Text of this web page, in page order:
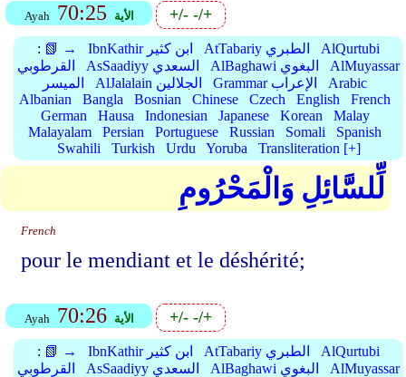
Ayah 70:25 الأية +/--/+
: 📗 → IbnKathir ابن كثير AtTabariy الطبري
AlQurtubi
القرطوبي
AsSaadiyy السعدي AlBaghawi البغوي
AlMuyassar
الميسر
AlJalalain الجلالين Grammar الإعراب
Arabic
Albanian
Bangla Bosnian Chinese Czech English
French
German
Hausa Indonesian Japanese Korean
Malay
Malayalam
Persian Portuguese Russian Somali
Spanish
Swahili
Turkish Urdu Yoruba Transliteration [+]
لِّلسَّائِلِ وَالْمَحْرُومِ
French
pour le mendiant et le déshérité;
Ayah 70:26 الأية +/--/+
: 📗 → IbnKathir ابن كثير AtTabariy الطبري
AlQurtubi
القرطوبي
AsSaadiyy السعدي AlBaghawi البغوي
AlMuyassar